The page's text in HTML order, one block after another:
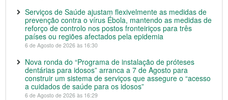
Serviços de Saúde ajustam flexivelmente as medidas de
prevenção contra o vírus Ébola, mantendo as medidas de
reforço de controlo nos postos fronteiriços para três
países ou regiões afectados pela epidemia
6 de Agosto de 2026 às 16:30
Nova ronda do “Programa de instalação de próteses
dentárias para idosos” arranca a 7 de Agosto para
construir um sistema de serviços que assegure o “acesso
a cuidados de saúde para os idosos”
6 de Agosto de 2026 às 16:29